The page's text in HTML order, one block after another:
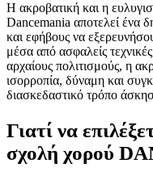
Η ακροβατική και η
Dancemania αποτελεί ένα
και εφήβους να
μέσα από ασφαλείς
αρχαίους πολιτισμούς, η
ισορροπία, δύναμη και
διασκεδαστικό τρόπο
Γιατί να
σχολή χορού